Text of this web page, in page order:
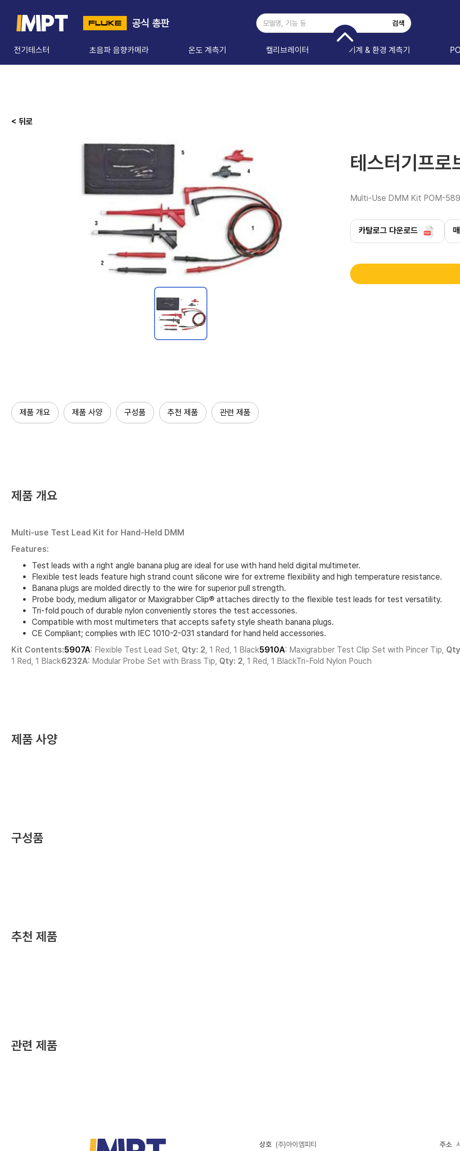
공식 총판
전기테스터 초음파 음향카메라 온도 계측기 캘리브레이터 기계 & 환경 계측기
< 뒤로
테스터기프
Multi-Use DMM Kit POM-
카탈로그 다운로드
제품 개요 제품 사양 구성품 추천 제품 관련 제품
제품 개요
Multi-use Test Lead Kit for Hand-Held DMM
Features:
Test leads with a right angle banana plug are ideal for use with hand held digital multimeter.
Flexible test leads feature high strand count silicone wire for extreme flexibility and high temperature resistance.
Banana plugs are molded directly to the wire for superior pull strength.
Probe body, medium alligator or Maxigrabber Clip® attaches directly to the flexible test leads for test versatility.
Tri-fold pouch of durable nylon conveniently stores the test accessories.
Compatible with most multimeters that accepts safety style sheath banana plugs.
CE Compliant; complies with IEC 1010-2-031 standard for hand held accessories.
Kit Contents:5907A: Flexible Test Lead Set, Qty: 2, 1 Red, 1 Black5910A: Maxigrabber Test Clip Set with Pincer Tip,
1 Red, 1 Black6232A: Modular Probe Set with Brass Tip, Qty: 2, 1 Red, 1 BlackTri-Fold Nylon Pouch
제품 사양
구성품
추천 제품
관련 제품
(주)아이엠피티
상호 주소